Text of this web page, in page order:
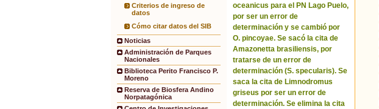
Criterios de ingreso de
datos
Cómo citar datos del SIB
Noticias
Administración de Parques
Nacionales
Biblioteca Perito Francisco P.
Moreno
Reserva de Biosfera Andino
Norpatagónica
oceanicus para el PN Lago Puelo,
por ser un error de
determinación y se cambió por
O. pincoyae. Se sacó la cita de
Amazonetta brasiliensis, por
tratarse de un error de
determinación (S. specularis). Se
saca la cita de Limnodromus
griseus por ser un error de
determinación. Se elimina la cita